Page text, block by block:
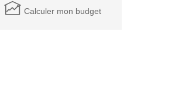
Calculer mon budget